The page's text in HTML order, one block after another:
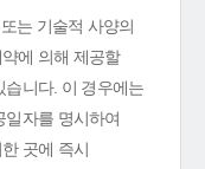
는 기술적 사양의
에 의해 제공할
니다. 이 경우에는
일자를 명시하여
곳에 즉시